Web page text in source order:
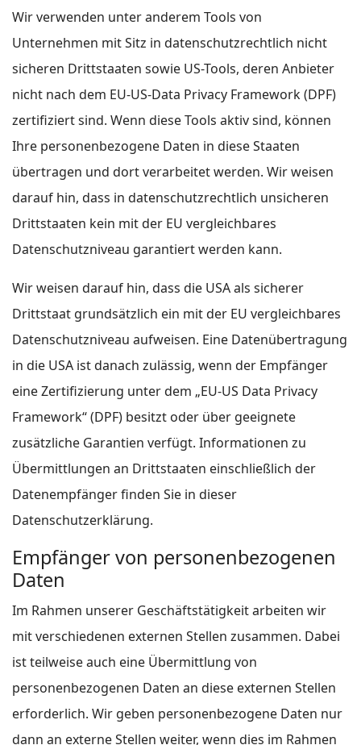
Wir verwenden unter anderem Tools von
Unternehmen mit Sitz in datenschutzrechtlich nicht
sicheren Drittstaaten sowie US-Tools, deren Anbieter
nicht nach dem EU-US-Data Privacy Framework (DPF)
zertifiziert sind. Wenn diese Tools aktiv sind, können
Ihre personenbezogene Daten in diese Staaten
übertragen und dort verarbeitet werden. Wir weisen
darauf hin, dass in datenschutzrechtlich unsicheren
Drittstaaten kein mit der EU vergleichbares
Datenschutzniveau garantiert werden kann.
Wir weisen darauf hin, dass die USA als sicherer
Drittstaat grundsätzlich ein mit der EU vergleichbares
Datenschutzniveau aufweisen. Eine Datenübertragung
in die USA ist danach zulässig, wenn der Empfänger
eine Zertifizierung unter dem „EU-US Data Privacy
Framework“ (DPF) besitzt oder über geeignete
zusätzliche Garantien verfügt. Informationen zu
Übermittlungen an Drittstaaten einschließlich der
Datenempfänger finden Sie in dieser
Datenschutzerklärung.
Empfänger von personenbezogenen
Daten
Im Rahmen unserer Geschäftstätigkeit arbeiten wir
mit verschiedenen externen Stellen zusammen. Dabei
ist teilweise auch eine Übermittlung von
personenbezogenen Daten an diese externen Stellen
erforderlich. Wir geben personenbezogene Daten nur
dann an externe Stellen weiter, wenn dies im Rahmen